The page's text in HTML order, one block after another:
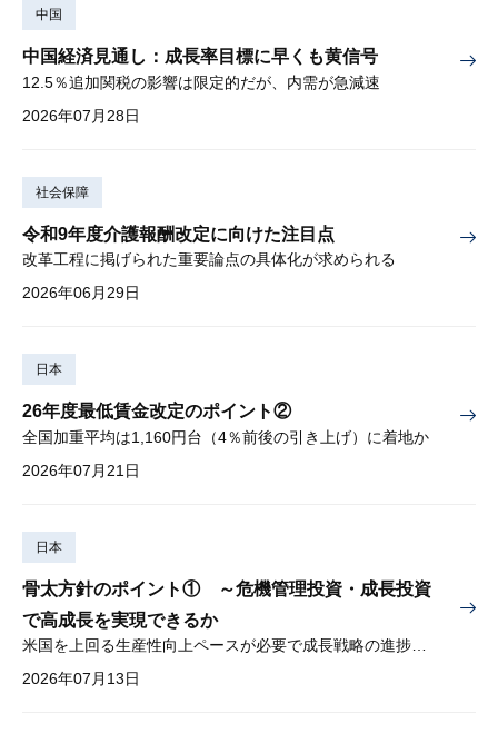
中国
中国経済見通し：成長率目標に早くも黄信号
12.5％追加関税の影響は限定的だが、内需が急減速
2026年07月28日
社会保障
令和9年度介護報酬改定に向けた注目点
改革工程に掲げられた重要論点の具体化が求められる
2026年06月29日
日本
26年度最低賃金改定のポイント②
全国加重平均は1,160円台（4％前後の引き上げ）に着地か
2026年07月21日
日本
骨太方針のポイント① ～危機管理投資・成長投資
で高成長を実現できるか
米国を上回る生産性向上ペースが必要で成長戦略の進捗管理も課題
2026年07月13日